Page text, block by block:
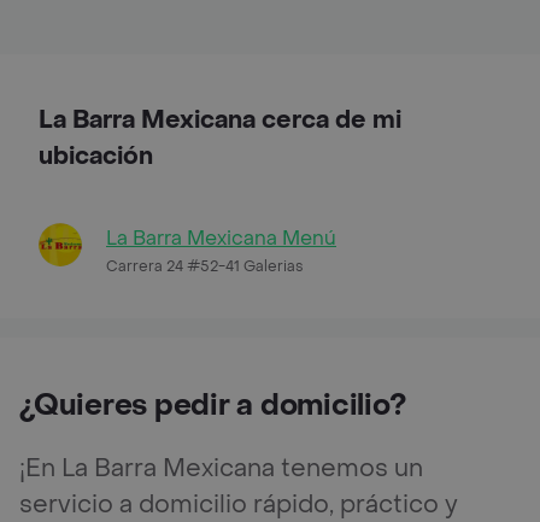
La Barra Mexicana cerca de mi
ubicación
La Barra Mexicana Menú
Carrera 24 #52-41 Galerias
¿Quieres pedir a domicilio?
¡En La Barra Mexicana tenemos un
servicio a domicilio rápido, práctico y